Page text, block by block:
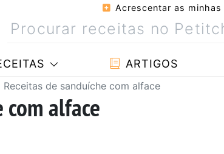
Acrescentar as minhas
ARTIGOS
Receitas de sanduíche com alface
com alface